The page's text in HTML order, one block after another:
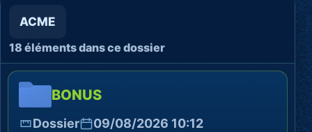
ACME
18 éléments dans ce dossier
BONUS
Dossier 09/08/2026 10:12